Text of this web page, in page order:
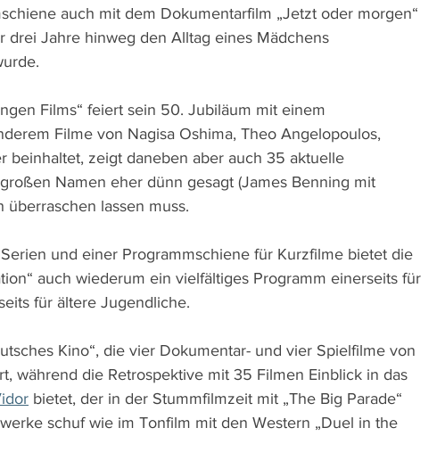
auch mit dem Dokumentarfilm „Jetzt oder morgen“
drei Jahre hinweg den Alltag eines Mädchens
Films“ feiert sein 50. Jubiläum mit einem
Filme von Nagisa Oshima, Theo Angelopoulos,
beinhaltet, zeigt daneben aber auch 35 aktuelle
Namen eher dünn gesagt (James Benning mit
überraschen lassen muss.
und einer Programmschiene für Kurzfilme bietet die
auch wiederum ein vielfältiges Programm einerseits für
für ältere Jugendliche.
Kino“, die vier Dokumentar- und vier Spielfilme von
während die Retrospektive mit 35 Filmen Einblick in das
bietet, der in der Stummfilmzeit mit „The Big Parade“
schuf wie im Tonfilm mit den Western „Duel in the